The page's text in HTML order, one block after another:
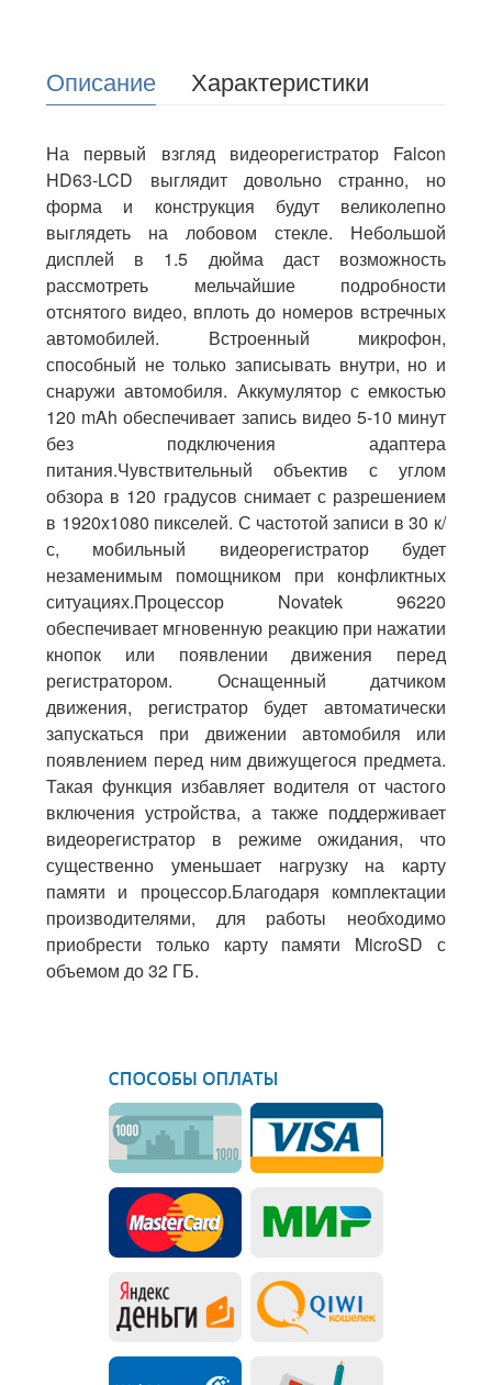
Описание Характеристики
На первый взгляд видеорегистратор Falcon
HD63-LCD выглядит довольно странно, но
форма и конструкция будут великолепно
выглядеть на лобовом стекле. Небольшой
дисплей в 1.5 дюйма даст возможность
рассмотреть мельчайшие подробности
отснятого видео, вплоть до номеров встречных
автомобилей. Встроенный микрофон,
способный не только записывать внутри, но и
снаружи автомобиля. Аккумулятор с емкостью
120 mAh обеспечивает запись видео 5-10 минут
без подключения адаптера
питания.Чувствительный объектив с углом
обзора в 120 градусов снимает с разрешением
в 1920x1080 пикселей. С частотой записи в 30 к/
с, мобильный видеорегистратор будет
незаменимым помощником при конфликтных
ситуациях.Процессор Novatek 96220
обеспечивает мгновенную реакцию при нажатии
кнопок или появлении движения перед
регистратором. Оснащенный датчиком
движения, регистратор будет автоматически
запускаться при движении автомобиля или
появлением перед ним движущегося предмета.
Такая функция избавляет водителя от частого
включения устройства, а также поддерживает
видеорегистратор в режиме ожидания, что
существенно уменьшает нагрузку на карту
памяти и процессор.Благодаря комплектации
производителями, для работы необходимо
приобрести только карту памяти MicroSD с
объемом до 32 ГБ.